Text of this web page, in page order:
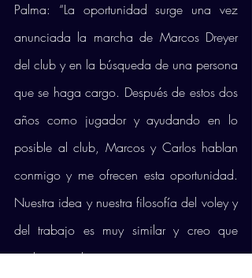
Palma: “La oportunidad surge una vez
anunciada la marcha de Marcos Dreyer
del club y en la búsqueda de una persona
que se haga cargo. Después de estos dos
años como jugador y ayudando en lo
posible al club, Marcos y Carlos hablan
conmigo y me ofrecen esta oportunidad.
Nuestra idea y nuestra filosofía del voley y
del trabajo es muy similar y creo que
podemos hacer un gran equipo